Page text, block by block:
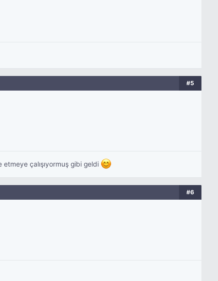
#5
etmeye çalışıyormuş gibi geldi
#6